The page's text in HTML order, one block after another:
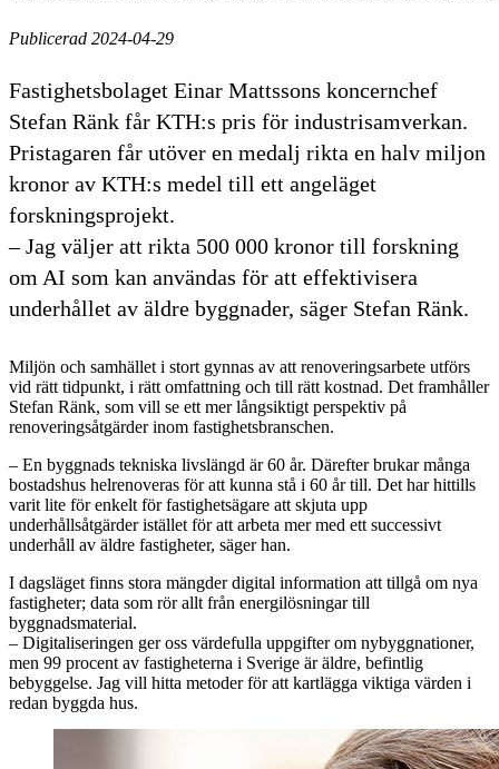
Publicerad 2024-04-29
Fastighetsbolaget Einar Mattssons koncernchef
Stefan Ränk får KTH:s pris för industrisamverkan.
Pristagaren får utöver en medalj rikta en halv miljon
kronor av KTH:s medel till ett angeläget
forskningsprojekt.
– Jag väljer att rikta 500 000 kronor till forskning
om AI som kan användas för att effektivisera
underhållet av äldre byggnader, säger Stefan Ränk.
Miljön och samhället i stort gynnas av att renoveringsarbete utförs
vid rätt tidpunkt, i rätt omfattning och till rätt kostnad. Det framhåller
Stefan Ränk, som vill se ett mer långsiktigt perspektiv på
renoveringsåtgärder inom fastighetsbranschen.
– En byggnads tekniska livslängd är 60 år. Därefter brukar många
bostadshus helrenoveras för att kunna stå i 60 år till. Det har hittills
varit lite för enkelt för fastighetsägare att skjuta upp
underhållsåtgärder istället för att arbeta mer med ett successivt
underhåll av äldre fastigheter, säger han.
I dagsläget finns stora mängder digital information att tillgå om nya
fastigheter; data som rör allt från energilösningar till
byggnadsmaterial.
– Digitaliseringen ger oss värdefulla uppgifter om nybyggnationer,
men 99 procent av fastigheterna i Sverige är äldre, befintlig
bebyggelse. Jag vill hitta metoder för att kartlägga viktiga värden i
redan byggda hus.